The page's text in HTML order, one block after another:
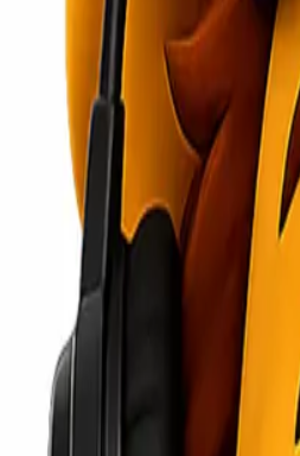
dapat merusak perangkat
dapat merusak komponen internal
Barang Elektronik
Diperlukan